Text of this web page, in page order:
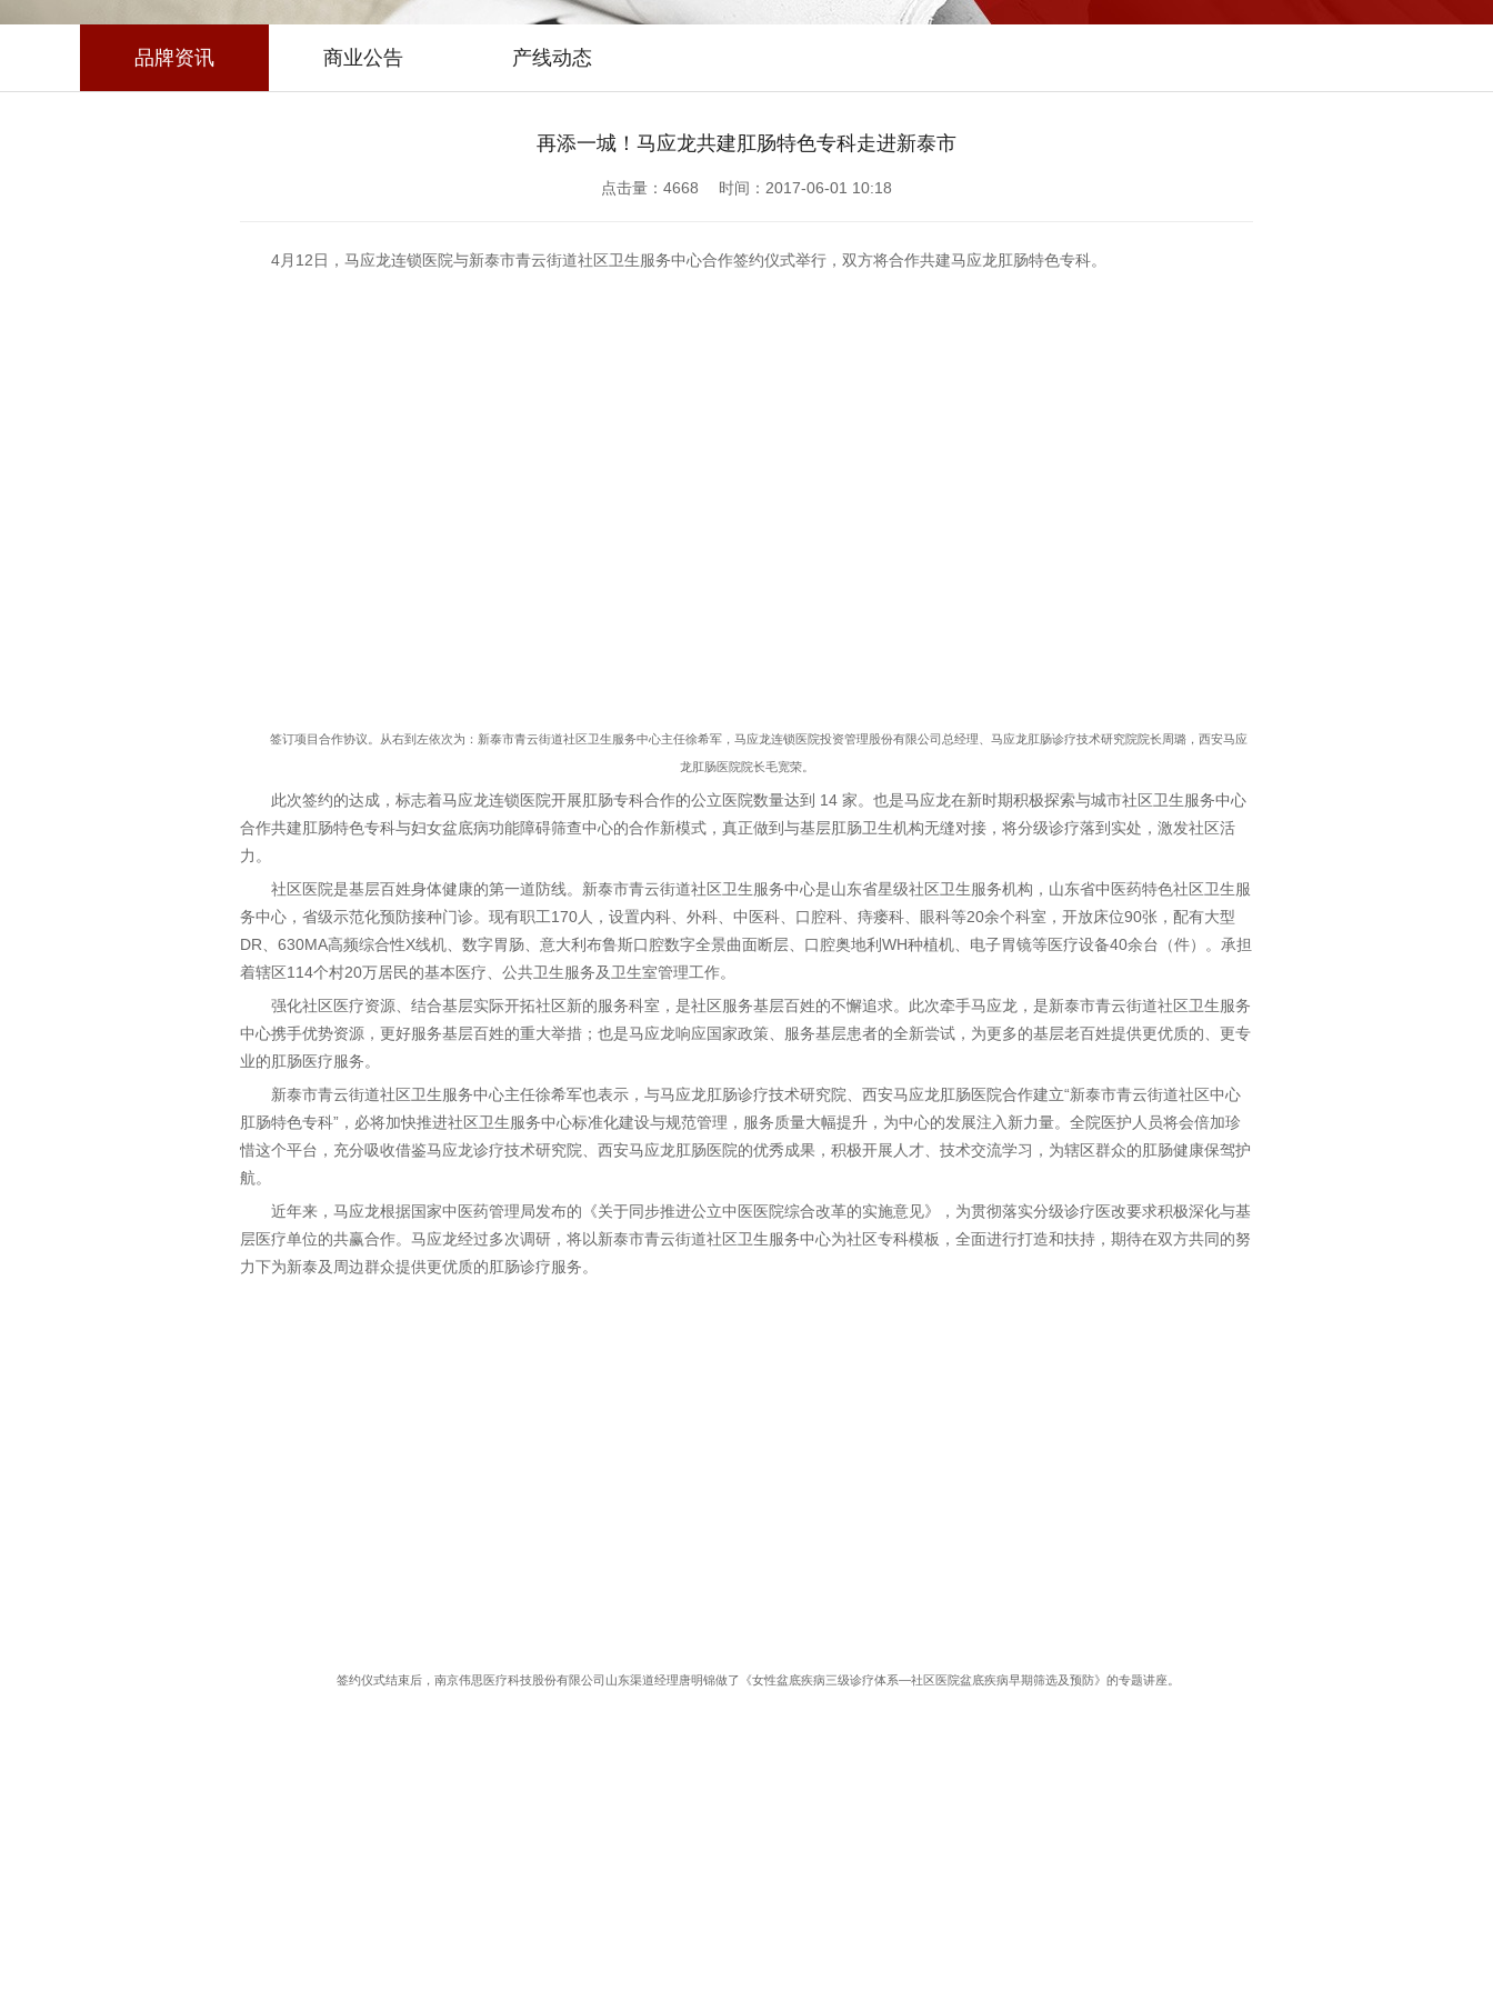
品牌资讯 商业公告 产线动态
再添一城！马应龙共建肛肠特色专科走进新泰市
点击量： 4668 时间：2017-06-01 10:18
4月12日，马应龙连锁医院与新泰市青云街道社区卫生服务中心合作签约仪式举行，双方将合作共建马应龙肛肠特色专科。
签订项目合作协议。从右到左依次为：新泰市青云街道社区卫生服务中心主任徐希军，马应龙连锁医院投资管理股份有限公司总经理、马应龙肛肠诊疗技术研究院院长周璐，西安马应
龙肛肠医院院长毛宽荣。
此次签约的达成，标志着马应龙连锁医院开展肛肠专科合作的公立医院数量达到 14 家。也是马应龙在新时期积极探索与城市社区卫生服务中心
合作共建肛肠特色专科与妇女盆底病功能障碍筛查中心的合作新模式，真正做到与基层肛肠卫生机构无缝对接，将分级诊疗落到实处，激发社区活
力。
社区医院是基层百姓身体健康的第一道防线。新泰市青云街道社区卫生服务中心是山东省星级社区卫生服务机构，山东省中医药特色社区卫生服
务中心，省级示范化预防接种门诊。现有职工170人，设置内科、外科、中医科、口腔科、痔瘘科、眼科等20余个科室，开放床位90张，配有大型
DR、630MA高频综合性X线机、数字胃肠、意大利布鲁斯口腔数字全景曲面断层、口腔奥地利WH种植机、电子胃镜等医疗设备40余台（件）。承担
着辖区114个村20万居民的基本医疗、公共卫生服务及卫生室管理工作。
强化社区医疗资源、结合基层实际开拓社区新的服务科室，是社区服务基层百姓的不懈追求。此次牵手马应龙，是新泰市青云街道社区卫生服务
中心携手优势资源，更好服务基层百姓的重大举措；也是马应龙响应国家政策、服务基层患者的全新尝试，为更多的基层老百姓提供更优质的、更专
业的肛肠医疗服务。
新泰市青云街道社区卫生服务中心主任徐希军也表示，与马应龙肛肠诊疗技术研究院、西安马应龙肛肠医院合作建立“新泰市青云街道社区中心
肛肠特色专科”，必将加快推进社区卫生服务中心标准化建设与规范管理，服务质量大幅提升，为中心的发展注入新力量。全院医护人员将会倍加珍
惜这个平台，充分吸收借鉴马应龙诊疗技术研究院、西安马应龙肛肠医院的优秀成果，积极开展人才、技术交流学习，为辖区群众的肛肠健康保驾护
航。
近年来，马应龙根据国家中医药管理局发布的《关于同步推进公立中医医院综合改革的实施意见》，为贯彻落实分级诊疗医改要求积极深化与基
层医疗单位的共赢合作。马应龙经过多次调研，将以新泰市青云街道社区卫生服务中心为社区专科模板，全面进行打造和扶持，期待在双方共同的努
力下为新泰及周边群众提供更优质的肛肠诊疗服务。
签约仪式结束后，南京伟思医疗科技股份有限公司山东渠道经理唐明锦做了《女性盆底疾病三级诊疗体系—社区医院盆底疾病早期筛选及预防》的专题讲座。